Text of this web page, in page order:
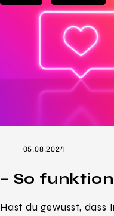
05.08.2024
– So
Hast du gewusst, dass